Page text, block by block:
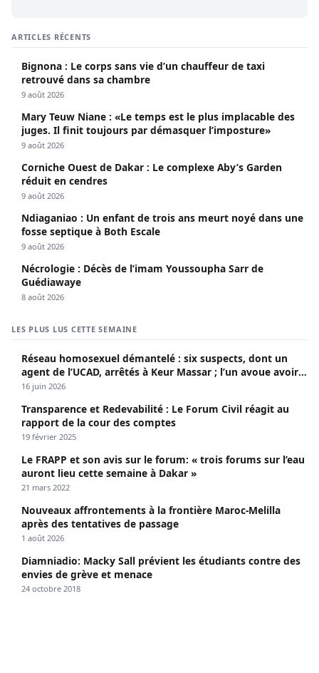
ARTICLES RÉCENTS
Bignona : Le corps sans vie d’un chauffeur de taxi
retrouvé dans sa chambre
9 août 2026
Mary Teuw Niane : «Le temps est le plus implacable des
juges. Il finit toujours par démasquer l’imposture»
9 août 2026
Corniche Ouest de Dakar : Le complexe Aby’s Garden
réduit en cendres
9 août 2026
Ndiaganiao : Un enfant de trois ans meurt noyé dans une
fosse septique à Both Escale
9 août 2026
Nécrologie : Décès de l’imam Youssoupha Sarr de
Guédiawaye
8 août 2026
LES PLUS LUS CETTE SEMAINE
Réseau homosexuel démantelé : six suspects, dont un
agent de l’UCAD, arrêtés à Keur Massar ; l’un avoue avoir
propagé le VIH depuis 2018
16 juin 2026
Transparence et Redevabilité : Le Forum Civil réagit au
rapport de la cour des comptes
19 février 2025
Le FRAPP et son avis sur le forum: « trois forums sur l’eau
auront lieu cette semaine à Dakar »
21 mars 2022
Nouveaux affrontements à la frontière Maroc-Melilla
après des tentatives de passage
1 août 2026
Diamniadio: Macky Sall prévient les étudiants contre des
envies de grève et menace
24 octobre 2018